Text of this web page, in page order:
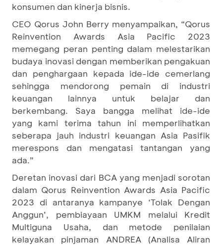
konsumen dan kinerja bisnis.
CEO Qorus John Berry menyampaikan, “Qorus
Reinvention Awards Asia Pacific 2023
memegang peran penting dalam melestarikan
budaya inovasi dengan memberikan pengakuan
dan penghargaan kepada ide-ide cemerlang
sehingga mendorong pemain di industri
keuangan lainnya untuk belajar dan
berkembang. Saya bangga melihat ide-ide
yang kami terima tahun ini memperlihatkan
seberapa jauh industri keuangan Asia Pasifik
merespons dan mengatasi tantangan yang
ada.”
Deretan inovasi dari BCA yang menjadi sorotan
dalam Qorus Reinvention Awards Asia Pacific
2023 di antaranya kampanye ‘Tolak Dengan
Anggun’, pembiayaan UMKM melalui Kredit
Multiguna Usaha, dan metode penilaian
kelayakan pinjaman ANDREA (Analisa Aliran